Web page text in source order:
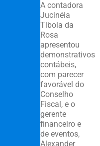
A contadora
Jucinéia
Tibola da
Rosa
apresentou
demonstrativos
contábeis,
com parecer
favorável do
Conselho
Fiscal, e o
gerente
financeiro e
de eventos,
Alexander